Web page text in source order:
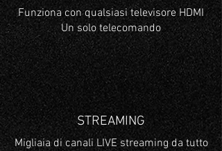
Funziona con qualsiasi televisore HDMI
Un solo telecomando
STREAMING
Migliaia di canali LIVE streaming da tutto